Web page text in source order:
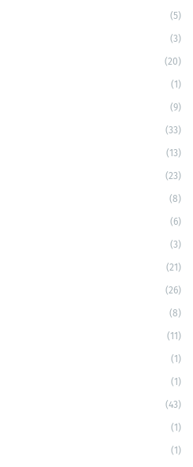
(5)
(3)
(20)
(1)
(9)
(33)
(13)
(23)
(8)
(6)
(3)
(21)
(26)
(8)
(11)
(1)
(1)
(43)
(1)
(1)